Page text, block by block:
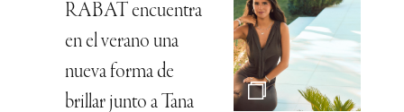
RABAT encuentra
en el verano una
nueva forma de
brillar junto a Tana